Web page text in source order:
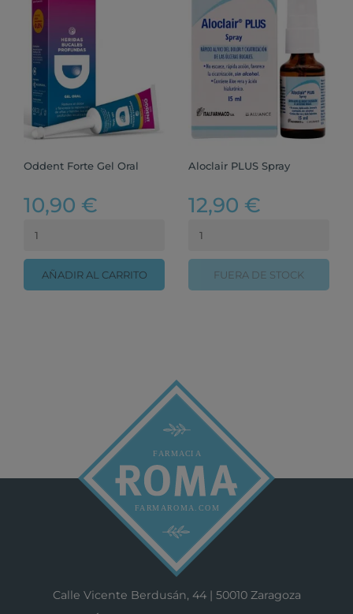
Oddent Forte Gel Oral
10,90 €
AÑADIR AL CARRITO
Aloclair PLUS Spray
12,90 €
FUERA DE STOCK
Calle Vicente Berdusán, 44 | 50010 Zaragoza